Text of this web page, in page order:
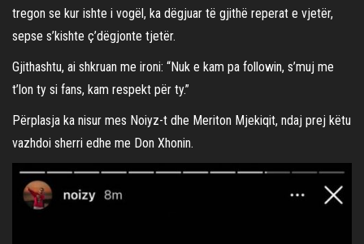
tregon se kur ishte i vogël, ka dëgjuar të gjithë reperat e vjetër,
sepse s’kishte ç’dëgjonte tjetër.
Gjithashtu, ai shkruan me ironi: “Nuk e kam pa followin, s’muj me
t’lon ty si fans, kam respekt për ty.”
Përplasja ka nisur mes Noiyz-t dhe Meriton Mjekiqit, ndaj prej këtu
vazhdoi sherri edhe me Don Xhonin.